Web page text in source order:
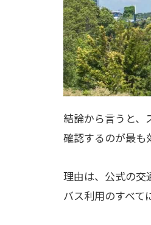
結論から言うと、
確認するのが最も
理由は、公式の交
バス利用のすべて